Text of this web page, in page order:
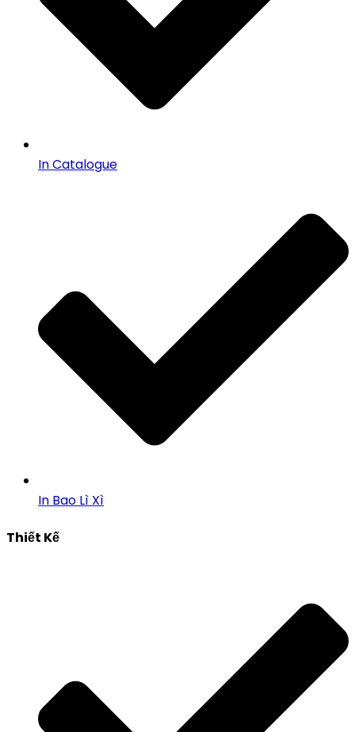
In Catalogue
In Bao Lì Xì
Thiết Kế